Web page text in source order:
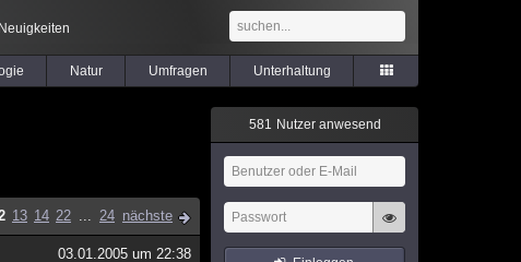
Neuigkeiten
Natur Umfragen Unterhaltung
13 14 22 ... 24 nächste
03.01.2005 um 22:38
581 Nutzer anwesend